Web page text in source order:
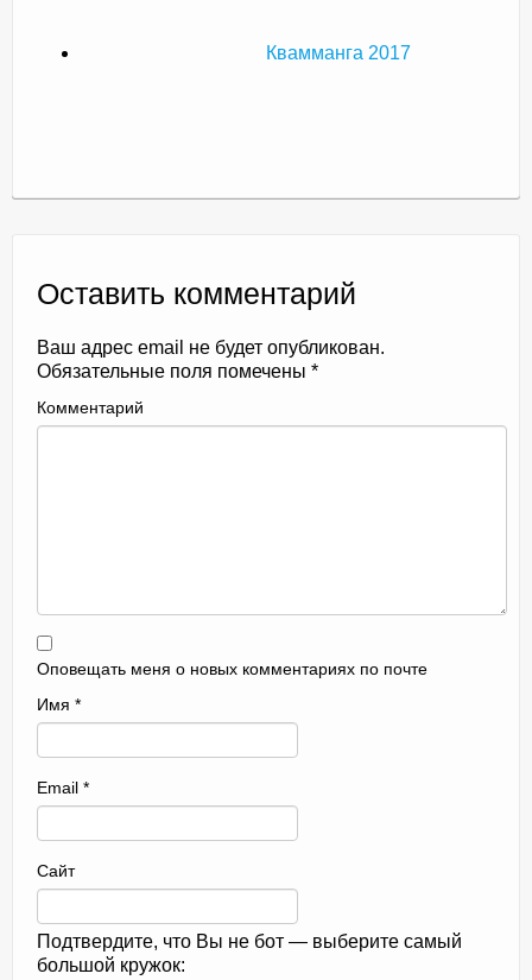
Квамманга 2017
Оставить комментарий
Ваш адрес email не будет опубликован.
Обязательные поля помечены *
Комментарий
Оповещать меня о новых комментариях по почте
Имя *
Email *
Сайт
Подтвердите, что Вы не бот — выберите самый
большой кружок: